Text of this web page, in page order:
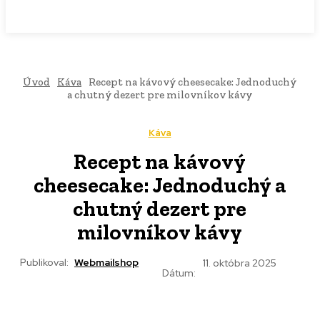
Úvod Káva
Recept na kávový cheesecake: Jednoduchý
a chutný dezert pre milovníkov kávy
Káva
Recept na kávový
cheesecake: Jednoduchý a
chutný dezert pre
milovníkov kávy
Publikoval: Webmailshop
Dátum:
11. októbra 2025